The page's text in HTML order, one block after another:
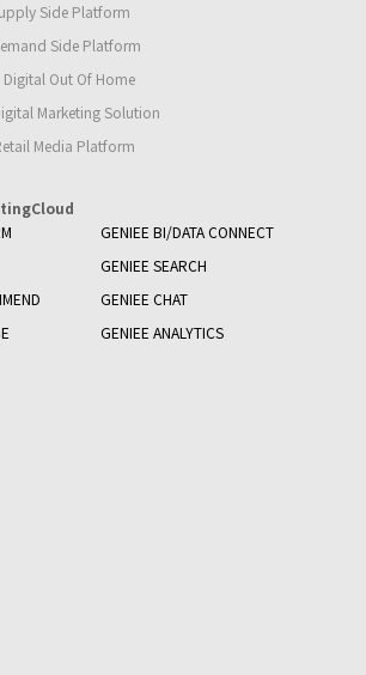
Side Platform
Side Platform
Digital Out Of Home
Marketing Solution
Media Platform
GENIEE BI/DATA CONNECT
GENIEE SEARCH
GENIEE CHAT
GENIEE ANALYTICS